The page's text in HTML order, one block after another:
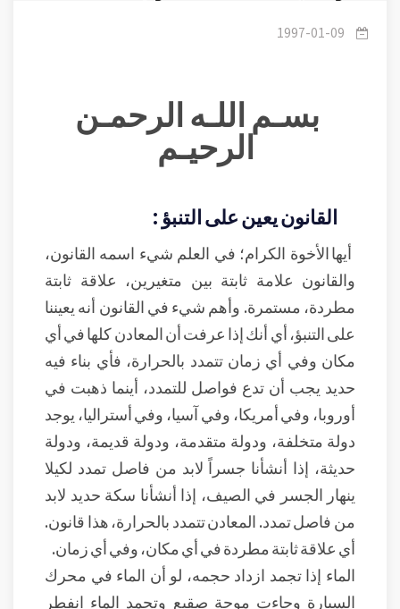
1997-01-09
بسـم اللـه الرحمـن
الرحيـم
القانون يعين على التنبؤ :
أيها الأخوة الكرام؛ في العلم شيء اسمه القانون،
والقانون علامة ثابتة بين متغيرين، علاقة ثابتة
مطردة، مستمرة. وأهم شيء في القانون أنه يعيننا
على التنبؤ، أي أنك إذا عرفت أن المعادن كلها في أي
مكان وفي أي زمان تتمدد بالحرارة، فأي بناء فيه
حديد يجب أن تدع فواصل للتمدد، أينما ذهبت في
أوروبا، وفي أمريكا، وفي آسيا، وفي أستراليا، يوجد
دولة متخلفة، ودولة متقدمة، ودولة قديمة، ودولة
حديثة، إذا أنشأنا جسراً لابد من فاصل تمدد لكيلا
ينهار الجسر في الصيف، إذا أنشأنا سكة حديد لابد
من فاصل تمدد. المعادن تتمدد بالحرارة، هذا قانون.
أي علاقة ثابتة مطردة في أي مكان، وفي أي زمان.
الماء إذا تجمد ازداد حجمه، لو أن الماء في محرك
السيارة وجاءت موجة صقيع وتجمد الماء انفطر